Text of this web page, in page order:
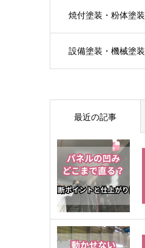
焼付塗装・粉体塗装
設備塗装・機械塗装
最近の記事